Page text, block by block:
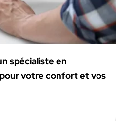
spécialiste en
votre confort et vos